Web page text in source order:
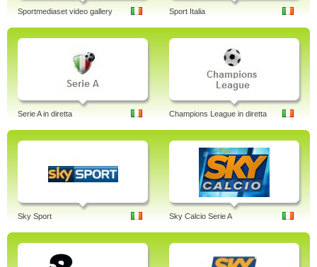
Sportmediaset video gallery Sport Italia
Serie A in diretta Champions League in diretta
Sky Sport Sky Calcio Serie A